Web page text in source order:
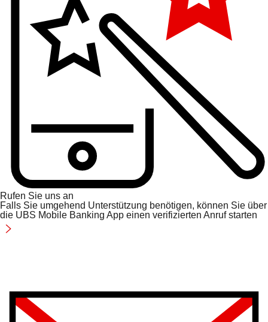
Rufen Sie uns an
Falls Sie umgehend Unterstützung benötigen, können Sie über
die UBS Mobile Banking App einen verifizierten Anruf starten